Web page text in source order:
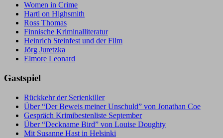
Women in Crime
Hartl on Highsmith
Ross Thomas
Finnische Kriminalliteratur
Heinrich Steinfest und der Film
Jörg Juretzka
Elmore Leonard
Gastspiel
Rückkehr der Serienkiller
Über “Der Beweis meiner Unschuld” von Jonathan Coe
Gespräch Krimibestenliste September
Über “Deckname Bird” von Louise Doughty
Mit Susanne Hast in Helsinki